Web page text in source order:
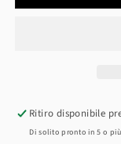
Ritiro disponibile
Di solito pronto in 5 o